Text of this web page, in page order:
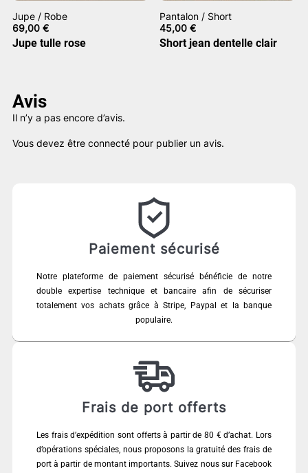
Jupe / Robe
69,00 €
Jupe tulle rose
Pantalon / Short
45,00€
Short jean dentelle clair
Avis
Il n’y a pas encore d’avis.
Vous devez être connecté pour publier un avis.
Paiement sécurisé
Notre plateforme de paiement sécurisé bénéficie de notre
double expertise technique et bancaire afin de sécuriser
totalement vos achats grâce à Stripe, Paypal et la banque
populaire.
Frais de port offerts
Les frais d’expédition sont offerts à partir de 80 € d’achat. Lors
d’opérations spéciales, nous proposons la gratuité des frais de
port à partir de montant importants. Suivez nous sur Facebook